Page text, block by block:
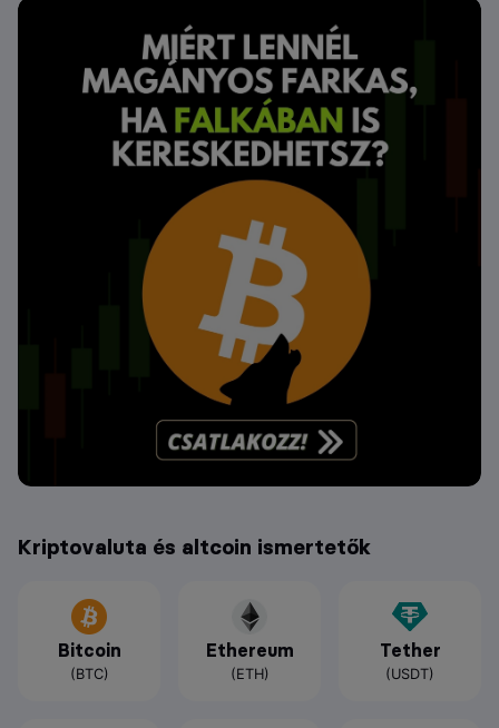
Kriptovaluta és altcoin ismertetők
Bitcoin
(BTC)
Ethereum
(ETH)
Tether
(USDT)